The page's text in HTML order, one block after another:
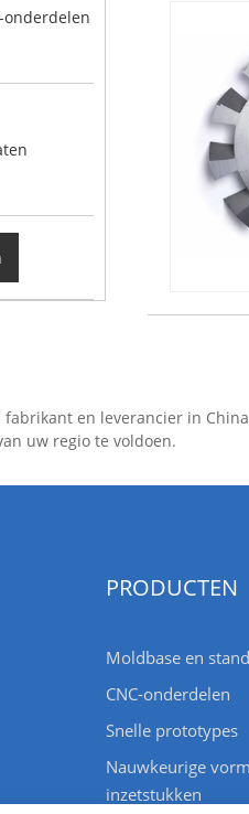
onderdelen
en leverancier in
uw regio te voldoen.
PRODUCTEN
Moldbase en
CNC-onderdelen
Snelle prototypes
Nauwkeurige
inzetstukken